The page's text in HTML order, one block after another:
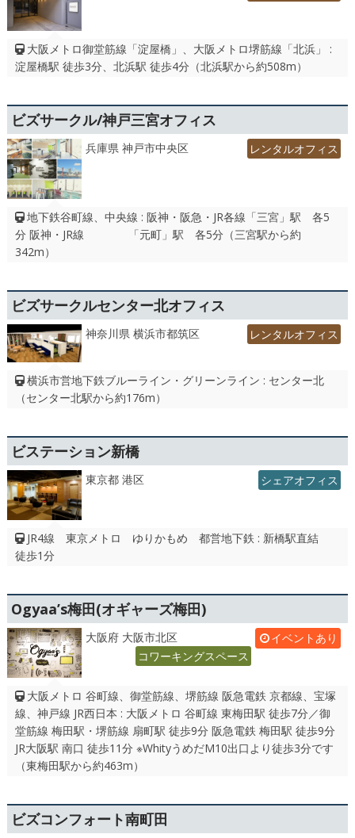
大阪メトロ御堂筋線「淀屋橋」、大阪メトロ堺筋線「北浜」 :
淀屋橋駅 徒歩3分、北浜駅 徒歩4分（北浜駅から約508m）
ビズサークル/神戸三宮オフィス
兵庫県 神戸市中央区 レンタルオフィス
地下鉄谷町線、中央線 : 阪神・阪急・JR各線「三宮」駅 各5
分 阪神・JR線 「元町」駅 各5分（三宮駅から約
342m）
ビズサークルセンター北オフィス
神奈川県 横浜市都筑区 レンタルオフィス
横浜市営地下鉄ブルーライン・グリーンライン : センター北
（センター北駅から約176m）
ビステーション新橋
東京都 港区 シェアオフィス
JR4線 東京メトロ ゆりかもめ 都営地下鉄 : 新橋駅直結
徒歩1分
Ogyaa’s梅田(オギャーズ梅田)
大阪府 大阪市北区
イベントあり
コワーキングスペース
大阪メトロ 谷町線、御堂筋線、堺筋線 阪急電鉄 京都線、宝塚
線、神戸線 JR西日本 : 大阪メトロ 谷町線 東梅田駅 徒歩7分／御
堂筋線 梅田駅・堺筋線 扇町駅 徒歩9分 阪急電鉄 梅田駅 徒歩9分
JR大阪駅 南口 徒歩11分 ※WhityうめだM10出口より徒歩3分です
（東梅田駅から約463m）
ビズコンフォート南町田